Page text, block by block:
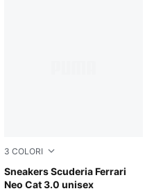
3 COLORI
Sneakers Scuderia Ferrari
Neo Cat 3.0 unisex
PUMA White-PUMA Black